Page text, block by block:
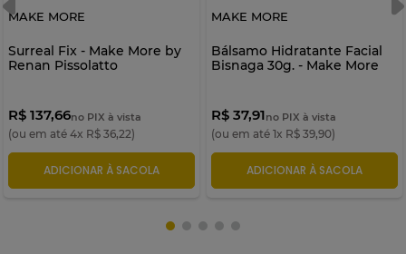
MAKE MORE
Surreal Fix - Make More by
Renan Pissolatto
R$ 137,66no PIX à vista
(ou em até 4x R$ 36,22)
ADICIONAR À SACOLA
MAKE MORE
Bálsamo Hidratante Facial
Bisnaga 30g. - Make More
R$ 37,91no PIX à vista
(ou em até 1x R$ 39,90)
ADICIONAR À SACOLA